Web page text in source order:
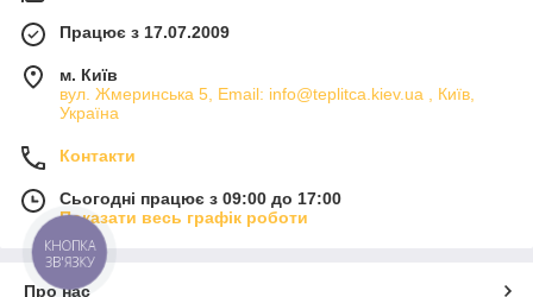
Працює з 17.07.2009
м. Київ
вул. Жмеринська 5, Email: info@teplitca.kiev.ua , Київ,
Україна
Контакти
Сьогодні працює з 09:00 до 17:00
Показати весь графік роботи
Про нас
КНОПКА
ЗВ'ЯЗКУ